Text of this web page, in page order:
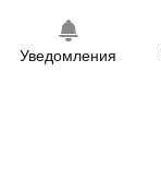
Уведомления